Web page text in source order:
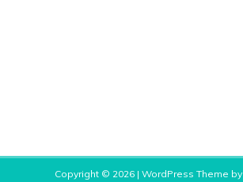
Copyright © 2026 | WordPress Theme by